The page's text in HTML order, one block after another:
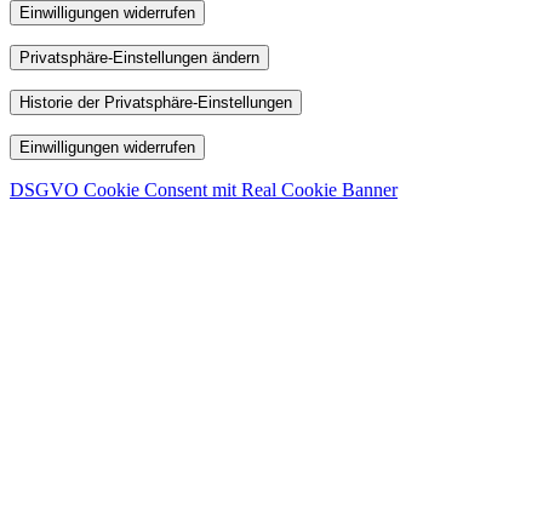
Einwilligungen widerrufen
Privatsphäre-Einstellungen ändern
Historie der Privatsphäre-Einstellungen
Einwilligungen widerrufen
DSGVO Cookie Consent mit Real Cookie Banner